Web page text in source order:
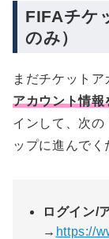
FIFAチケ
のみ）
まだチケット
アカウント情報
インして、次の
ップに進んでく
ログイン/
→ https://